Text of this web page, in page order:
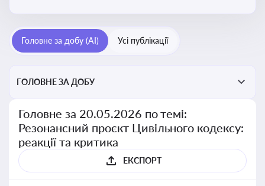
договірних відносин та правового статусу учасників
цивільних правовідносин
Головне за добу (AI) Усі публікації
ГОЛОВНЕ ЗА ДОБУ
Головне за 20.05.2026 по темі:
Резонансний проєкт Цивільного кодексу:
реакції та критика
ЕКСПОРТ